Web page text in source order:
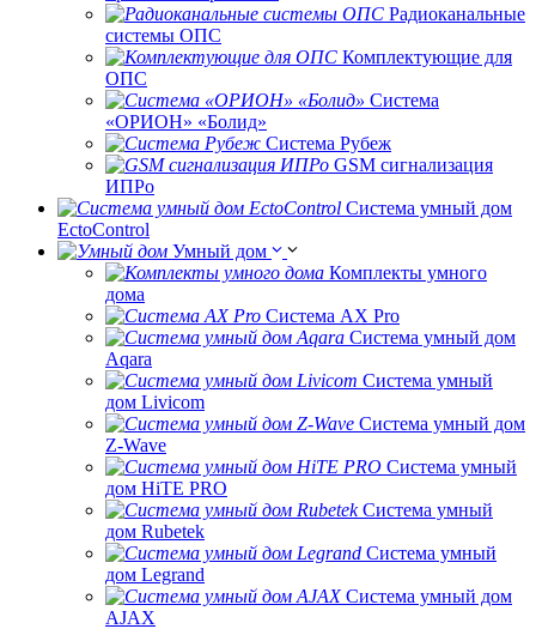
Радиоканальные
системы ОПС
Комплектующие для
ОПС
Система
«ОРИОН» «Болид»
Система Рубеж
GSM сигнализация
ИПРо
Система умный дом
EctoControl
Умный дом
Комплекты умного
дома
Система AX Pro
Система умный дом
Aqara
Система умный
дом Livicom
Система умный дом
Z-Wave
Система умный
дом HiTE PRO
Система умный
дом Rubetek
Система умный
дом Legrand
Система умный дом
AJAX